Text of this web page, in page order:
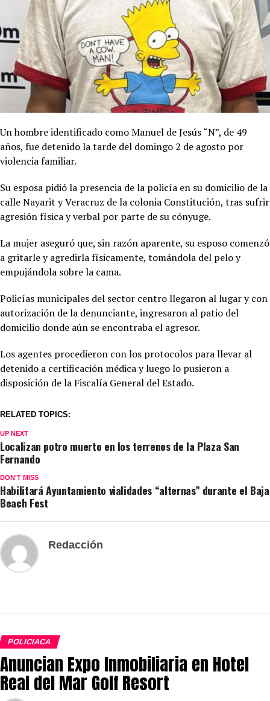
Un hombre identificado como Manuel de Jesús “N”, de 49
años, fue detenido la tarde del domingo 2 de agosto por
violencia familiar.
Su esposa pidió la presencia de la policía en su domicilio de la
calle Nayarit y Veracruz de la colonia Constitución, tras sufrir
agresión física y verbal por parte de su cónyuge.
La mujer aseguró que, sin razón aparente, su esposo comenzó
a gritarle y agredirla físicamente, tomándola del pelo y
empujándola sobre la cama.
Policías municipales del sector centro llegaron al lugar y con
autorización de la denunciante, ingresaron al patio del
domicilio donde aún se encontraba el agresor.
Los agentes procedieron con los protocolos para llevar al
detenido a certificación médica y luego lo pusieron a
disposición de la Fiscalía General del Estado.
RELATED TOPICS:
UP NEXT
Localizan potro muerto en los terrenos de la Plaza San
Fernando
DON'T MISS
Habilitará Ayuntamiento vialidades “alternas” durante el Baja
Beach Fest
Redacción
POLICIACA
Anuncian Expo Inmobiliaria en Hotel
Real del Mar Golf Resort